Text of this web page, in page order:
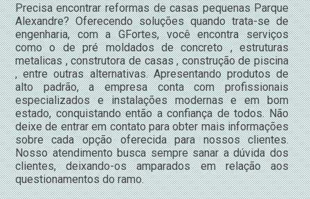
Precisa encontrar reformas de casas pequenas Parque
Alexandre? Oferecendo soluções quando trata-se de
engenharia, com a GFortes, você encontra serviços
como o de pré moldados de concreto , estruturas
metalicas , construtora de casas , construção de piscina
, entre outras alternativas. Apresentando produtos de
alto padrão, a empresa conta com profissionais
especializados e instalações modernas e em bom
estado, conquistando então a confiança de todos. Não
deixe de entrar em contato para obter mais informações
sobre cada opção oferecida para nossos clientes.
Nosso atendimento busca sempre sanar a dúvida dos
clientes, deixando-os amparados em relação aos
questionamentos do ramo.